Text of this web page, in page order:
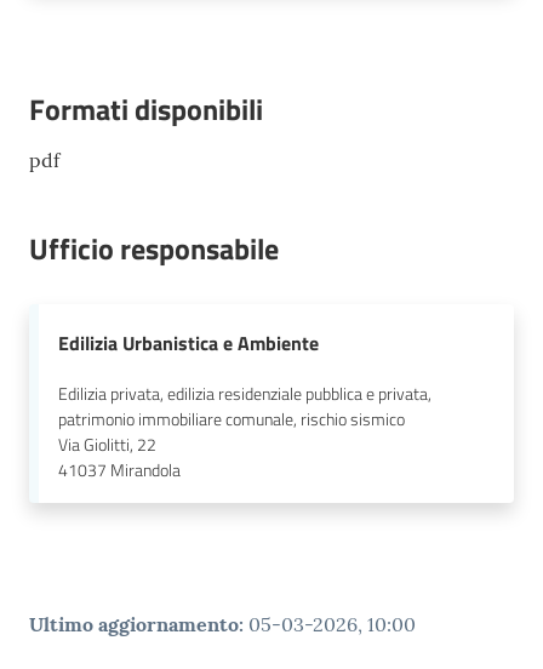
Formati disponibili
pdf
Ufficio responsabile
Edilizia Urbanistica e Ambiente
Edilizia privata, edilizia residenziale pubblica e privata,
patrimonio immobiliare comunale, rischio sismico
Via Giolitti, 22
41037 Mirandola
Ultimo aggiornamento: 05-03-2026, 10:00